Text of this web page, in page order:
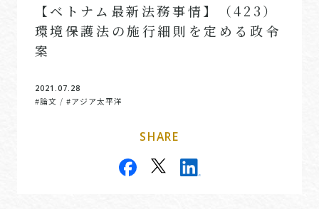
【ベトナム最新法務事情】（423）
環境保護法の施行細則を定める政令
案
2021.07.28
#論文 / #アジア太平洋
SHARE